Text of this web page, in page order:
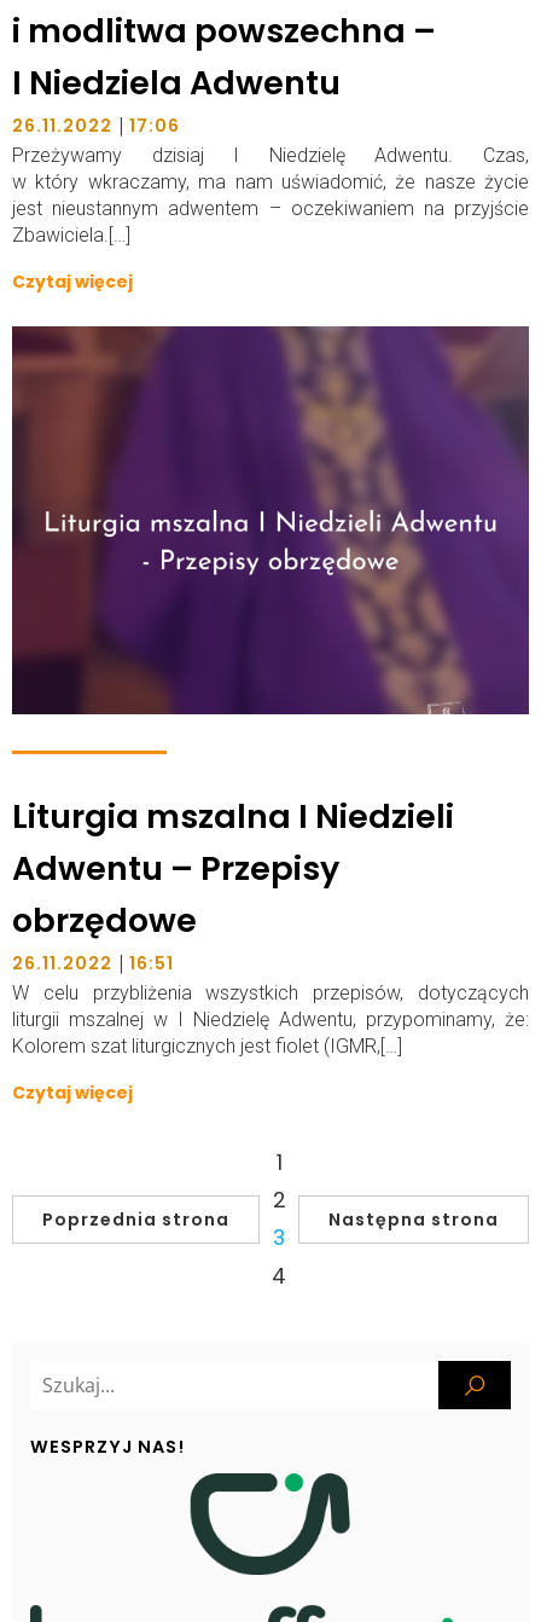
i modlitwa powszechna –
I Niedziela Adwentu
26.11.2022 | 17:06
Przeżywamy dzisiaj I Niedzielę Adwentu. Czas,
w który wkraczamy, ma nam uświadomić, że nasze życie
jest nieustannym adwentem – oczekiwaniem na przyjście
Zbawiciela.[…]
Czytaj więcej
Liturgia mszalna I Niedzieli
Adwentu – Przepisy
obrzędowe
26.11.2022 | 16:51
W celu przybliżenia wszystkich przepisów, dotyczących
liturgii mszalnej w I Niedzielę Adwentu, przypominamy, że:
Kolorem szat liturgicznych jest fiolet (IGMR,[…]
Czytaj więcej
Poprzednia strona
1
2
3
4
Następna strona
WESPRZYJ NAS!